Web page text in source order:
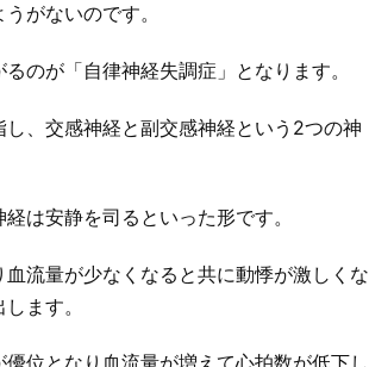
がないのです。
のが「自律神経失調症」となります。
、交感神経と副交感神経という2つの神
は安静を司るといった形です。
流量が少なくなると共に動悸が激しくな
ます。